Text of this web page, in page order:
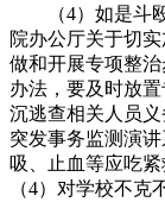
（4）如是斗殴
院办公厅关于切
做和开展专项整
办法，要及时放
沉逃查相关人员
突发事务监测演
吸、止血等应吃
（4）对学校不